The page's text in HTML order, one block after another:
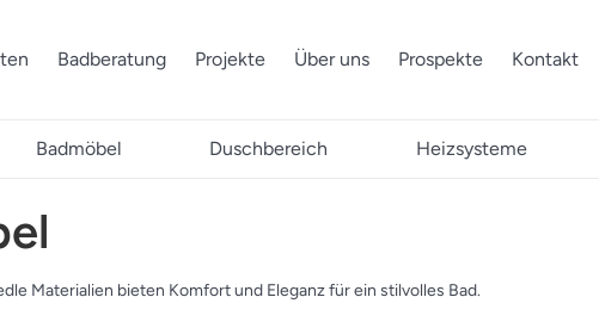
Badberatung Projekte Über uns Prospekte Kontakt
Badmöbel Duschbereich Heizsysteme
Materialien bieten Komfort und Eleganz für ein stilvolles Bad.